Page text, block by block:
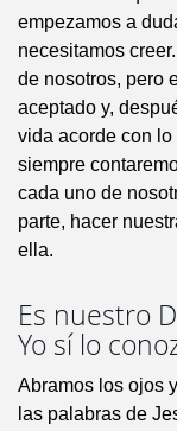
empezamos a
necesitamos
de nosotros, pero
aceptado y,
vida acorde con
siempre
cada uno de
parte, hacer
ella.
Es nuestro
Yo sí lo
Abramos los ojos
las palabras de